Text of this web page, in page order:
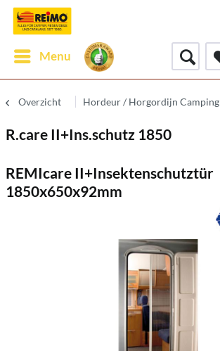
Menu
Overzicht Hordeur / Horgordijn Camping
R.care II+Ins.schutz 1850
REMIcare II+Insektenschutztür
1850x650x92mm